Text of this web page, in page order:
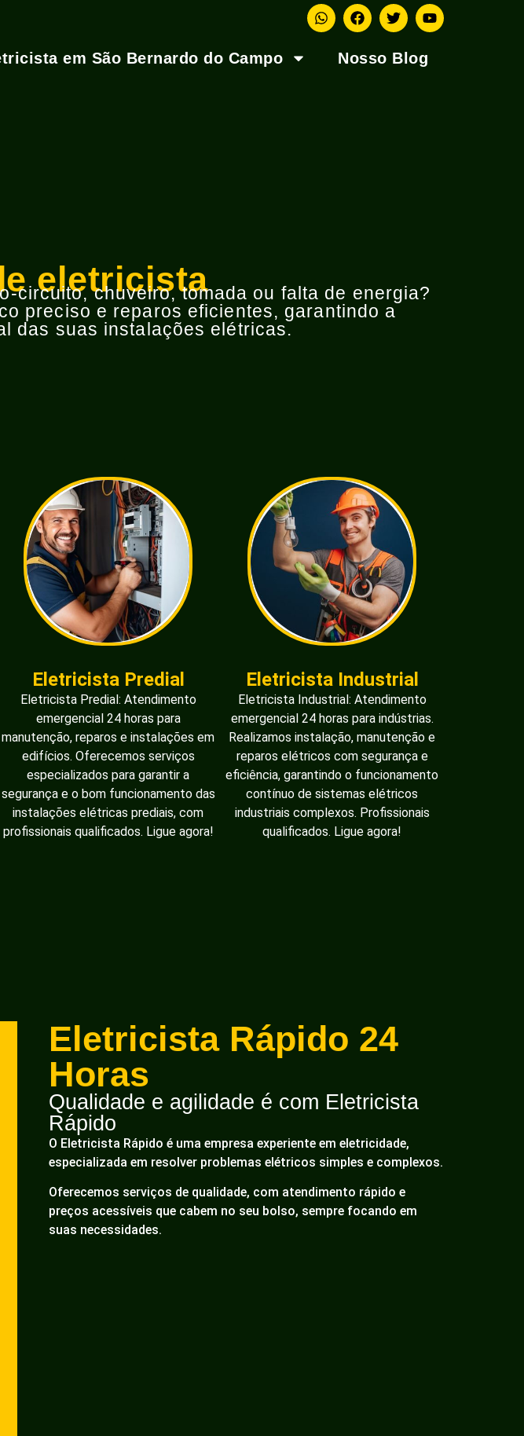
em São Bernardo do Campo Nosso Blog
eletricista
circuito, chuveiro, tomada ou falta de energia?
preciso e reparos eficientes, garantindo a
das suas instalações elétricas.
Eletricista Predial
Eletricista Predial: Atendimento
emergencial 24 horas para
manutenção, reparos e instalações em
edifícios. Oferecemos serviços
especializados para garantir a
segurança e o bom funcionamento das
instalações elétricas prediais, com
profissionais qualificados. Ligue agora!
Eletricista Industrial
Eletricista Industrial: Atendimento
emergencial 24 horas para indústrias.
Realizamos instalação, manutenção e
reparos elétricos com segurança e
eficiência, garantindo o funcionamento
contínuo de sistemas elétricos
industriais complexos. Profissionais
qualificados. Ligue agora!
Eletricista Rápido 24
Horas
Qualidade e agilidade é com Eletricista
Rápido
O Eletricista Rápido é uma empresa experiente em eletricidade,
especializada em resolver problemas elétricos simples e complexos.
Oferecemos serviços de qualidade, com atendimento rápido e
preços acessíveis que cabem no seu bolso, sempre focando em
suas necessidades.